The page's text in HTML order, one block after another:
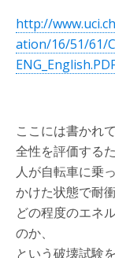
http://
ation/16/51/61/
ここには書かれ
全性を評価するた
人が自転車に乗
かけた状態で耐
どの程度のエネ
のか、
という破壊試験